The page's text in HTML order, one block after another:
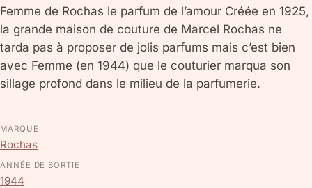
Femme de Rochas le parfum de l’amour Créée en 1925,
la grande maison de couture de Marcel Rochas ne
tarda pas à proposer de jolis parfums mais c’est bien
avec Femme (en 1944) que le couturier marqua son
sillage profond dans le milieu de la parfumerie.
MARQUE
Rochas
ANNÉE DE SORTIE
1944